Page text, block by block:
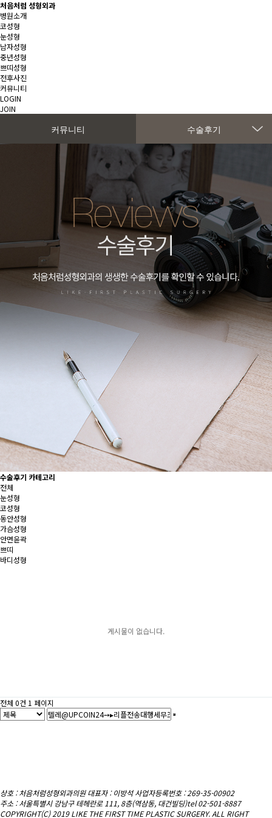
처음처럼 성형외과
병원소개
코성형
눈성형
남자성형
중년성형
쁘띠성형
전후사진
커뮤니티
LOGIN
JOIN
커뮤니티 수술후기
수술후기 카테고리
전체
눈성형
코성형
동안성형
가슴성형
안면윤곽
쁘띠
바디성형
게시물이 없습니다.
전체 0건 1 페이지
상호 : 처음처럼성형외과의원대표자 : 이방석 사업자등록번호 : 269-35-00902
주소 : 서울특별시 강남구 테헤란로 111, 8층(역삼동, 대건빌딩)tel 02-501-8887
COPYRIGHT(C) 2019 LIKE THE FIRST TIME PLASTIC SURGERY. ALL RIGHT